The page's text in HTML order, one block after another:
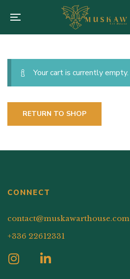
Your cart is currently empty.
RETURN TO SHOP
CONNECT
contact@muskawarthouse.com
+336 22612331